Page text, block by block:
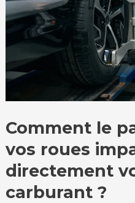
Comment le
vos roues
directement
carburant ?
roues
impacte
directement
votre
budget
carburant